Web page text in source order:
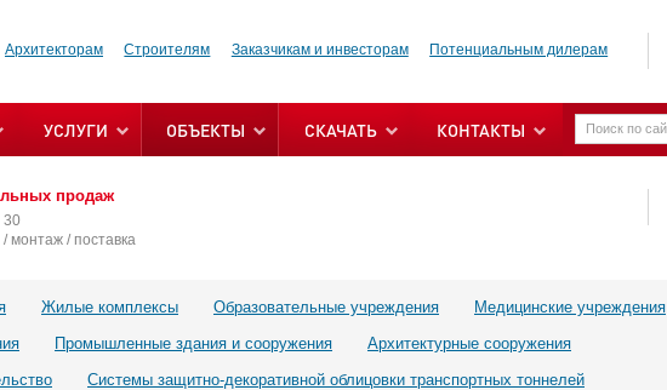
Архитекторам Строителям Заказчикам и инвесторам Потенциальным дилерам
УСЛУГИ ОБЪЕКТЫ СКАЧАТЬ КОНТАКТЫ
продаж
30
монтаж / поставка
Жилые комплексы Образовательные учреждения
Медицинские учреждения
Промышленные здания и сооружения
Архитектурные сооружения
Системы защитно-декоративной облицовки транспортных тоннелей